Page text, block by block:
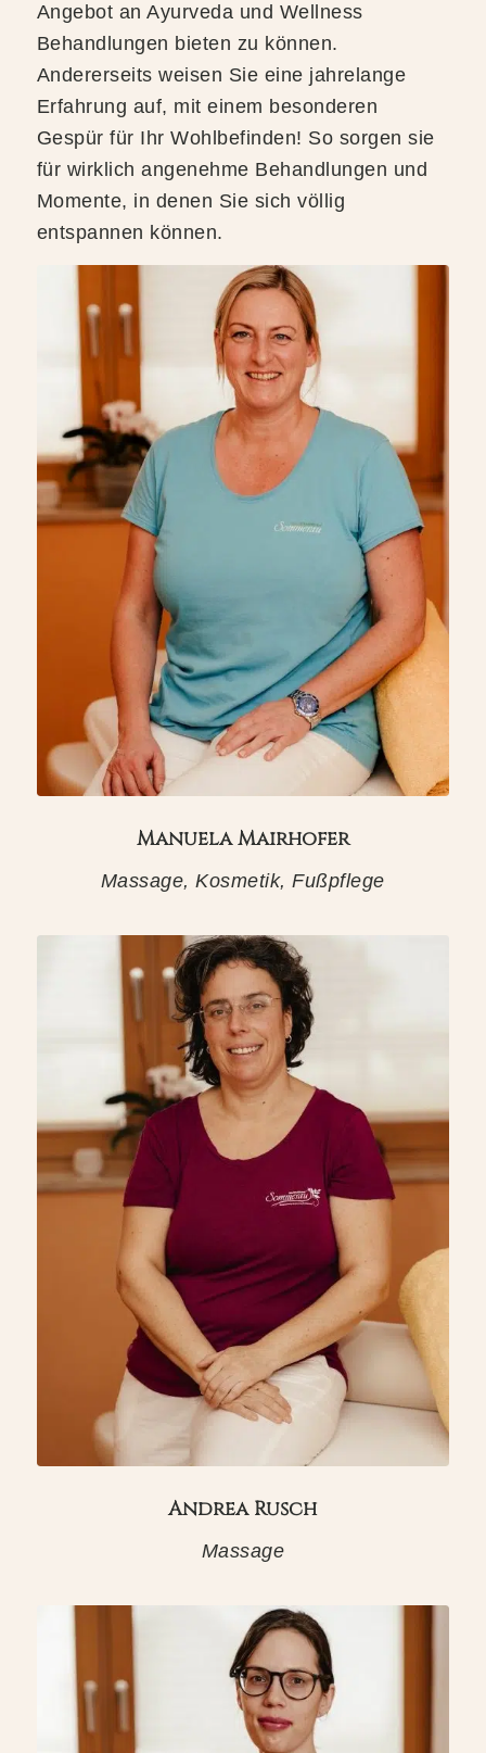
Angebot an Ayurveda und Wellness
Behandlungen bieten zu können.
Andererseits weisen Sie eine jahrelange
Erfahrung auf, mit einem besonderen
Gespür für Ihr Wohlbefinden! So sorgen sie
für wirklich angenehme Behandlungen und
Momente, in denen Sie sich völlig
entspannen können.
Manuela Mairhofer
Massage, Kosmetik, Fußpflege
Andrea Rusch
Massage